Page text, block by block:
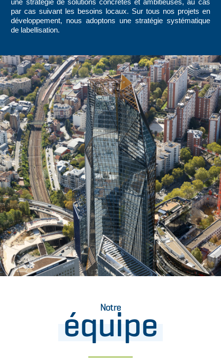
par cas suivant les besoins locaux. Sur tous nos projets en
développement, nous adoptons une stratégie systématique
de labellisation.
Notre
équipe